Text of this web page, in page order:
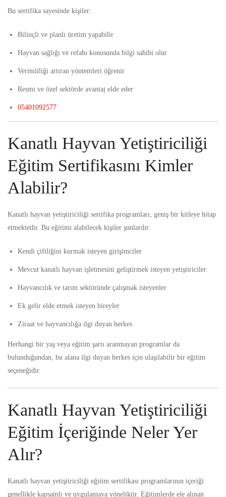
Bu sertifika sayesinde kişiler:
Bilinçli ve planlı üretim yapabilir
Hayvan sağlığı ve refahı konusunda bilgi sahibi olur
Verimliliği artıran yöntemleri öğrenir
Resmi ve özel sektörde avantaj elde eder
05401092577
Kanatlı Hayvan Yetiştiriciliği
Eğitim Sertifikasını Kimler
Alabilir?
Kanatlı hayvan yetiştiriciliği sertifika programları, geniş bir kitleye hitap
etmektedir. Bu eğitimi alabilecek kişiler şunlardır:
Kendi çiftliğini kurmak isteyen girişimciler
Mevcut kanatlı hayvan işletmesini geliştirmek isteyen yetiştiriciler
Hayvancılık ve tarım sektöründe çalışmak isteyenler
Ek gelir elde etmek isteyen bireyler
Ziraat ve hayvancılığa ilgi duyan herkes
Herhangi bir yaş veya eğitim şartı aranmayan programlar da
bulunduğundan, bu alana ilgi duyan herkes için ulaşılabilir bir eğitim
seçeneğidir.
Kanatlı Hayvan Yetiştiriciliği
Eğitim İçeriğinde Neler Yer
Alır?
Kanatlı hayvan yetiştiriciliği eğitim sertifikası programlarının içeriği
genellikle kapsamlı ve uygulamaya yöneliktir. Eğitimlerde ele alınan